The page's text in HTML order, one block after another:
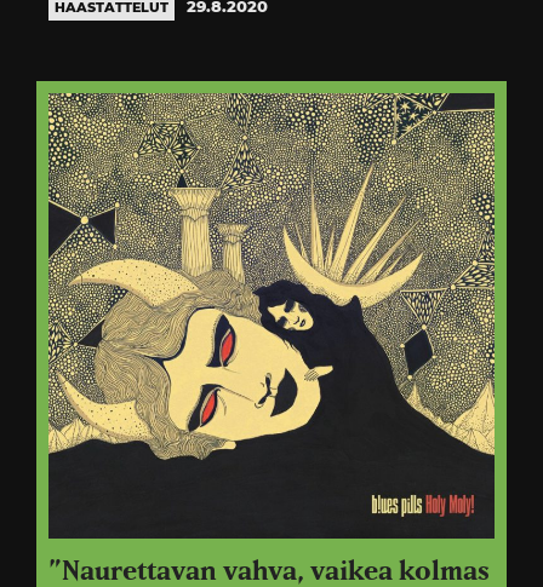
HAASTATTELUT 29.8.2020
”Naurettavan vahva, vaikea kolmas